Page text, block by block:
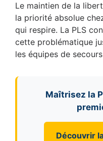
Le maintien de la
la priorité absolue
qui respire. La PLS
cette problématique
les équipes de
Maîtrisez la
Découvrir